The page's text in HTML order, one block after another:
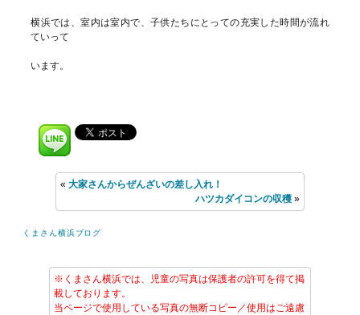
横浜では、室内は室内で、子供たちにとっての充実した時間が流れ
ていって
います。
«大家さんからぜんざいの差し入れ！
ハツカダイコンの収穫»
くまさん横浜ブログ
※くまさん横浜では、児童の写真は保護者の許可を得て掲
載しております。
当ページで使用している写真の無断コピー／使用はご遠慮